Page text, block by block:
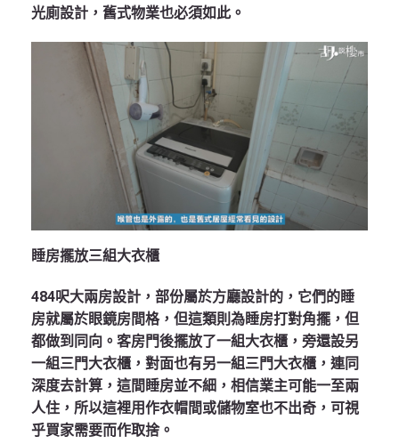
光廁設計，舊式物業也必須如此。
睡房擺放三組大衣櫃
484呎大兩房設計，部份屬於方廳設計的，它們的睡
房就屬於眼鏡房間格，但這類則為睡房打對角擺，但
都做到同向。客房門後擺放了一組大衣櫃，旁還設另
一組三門大衣櫃，對面也有另一組三門大衣櫃，連同
深度去計算，這間睡房並不細，相信業主可能一至兩
人住，所以這裡用作衣帽間或儲物室也不出奇，可視
乎買家需要而作取捨。